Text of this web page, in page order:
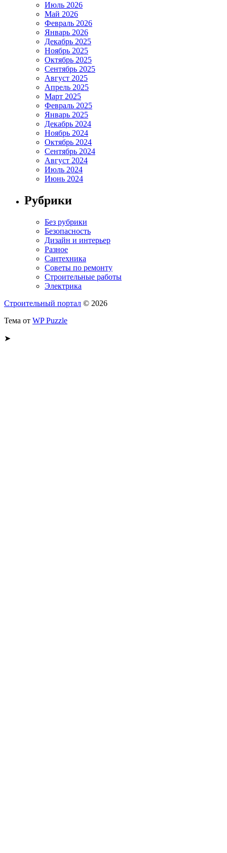
Июль 2026
Май 2026
Февраль 2026
Январь 2026
Декабрь 2025
Ноябрь 2025
Октябрь 2025
Сентябрь 2025
Август 2025
Апрель 2025
Март 2025
Февраль 2025
Январь 2025
Декабрь 2024
Ноябрь 2024
Октябрь 2024
Сентябрь 2024
Август 2024
Июль 2024
Июнь 2024
Рубрики
Без рубрики
Безопасность
Дизайн и интерьер
Разное
Сантехника
Советы по ремонту
Строительные работы
Электрика
Строительный портал © 2026
Тема от WP Puzzle
➤